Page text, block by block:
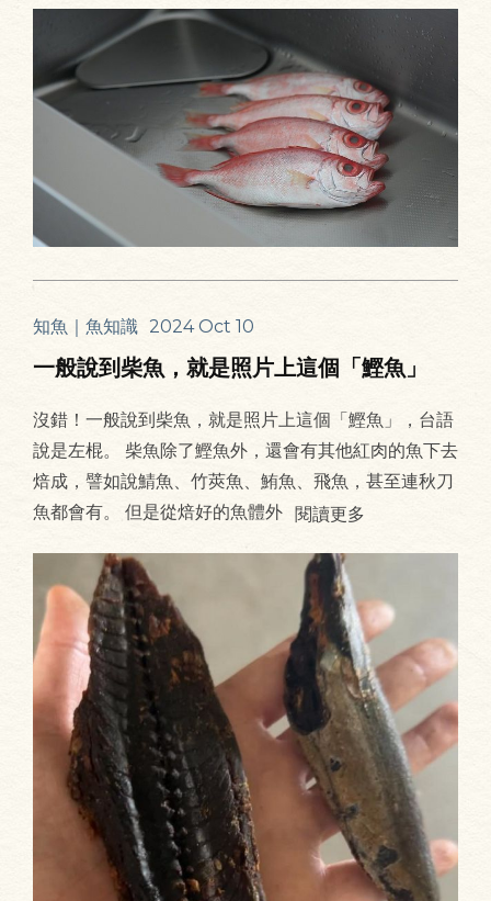
知魚｜魚知識 2024 Oct 10
一般說到柴魚，就是照片上這個「鰹魚」
沒錯！一般說到柴魚，就是照片上這個「鰹魚」，台語
說是左棍。 柴魚除了鰹魚外，還會有其他紅肉的魚下去
焙成，譬如說鯖魚、竹莢魚、鮪魚、飛魚，甚至連秋刀
魚都會有。 但是從焙好的魚體外 閱讀更多